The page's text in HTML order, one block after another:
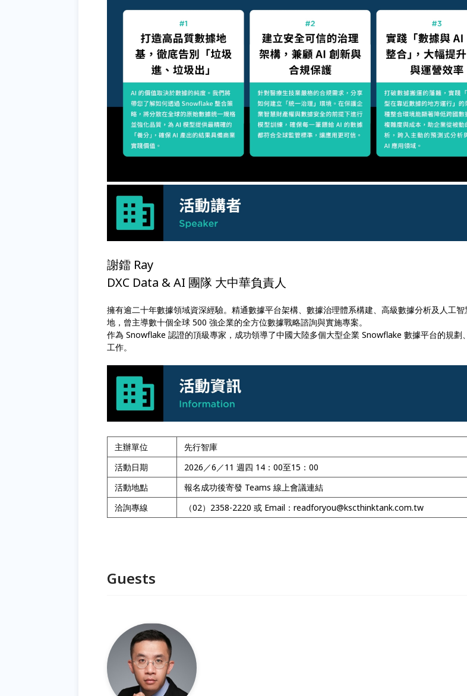
謝鐳 Ray
DXC Data & AI 團隊 大中華負責人
擁有逾二十年數據領域資深經驗。精通數據平台架構、數據治理體系構建、高級數據分析及人工智
地，曾主導數十個全球 500 強企業的全方位數據戰略諮詢與實施專案。
作為 Snowflake 認證的頂級專家，成功領導了中國大陸多個大型企業 Snowflake 數據平台的規劃
工作。
主辦單位
先行智庫
活動日期
2026／6／11 週四 14：00至15：00
活動地點
報名成功後寄發 Teams 線上會議連結
洽詢專線
（02）2358-2220 或 Email：readforyou@kscthinktank.com.tw
Guests